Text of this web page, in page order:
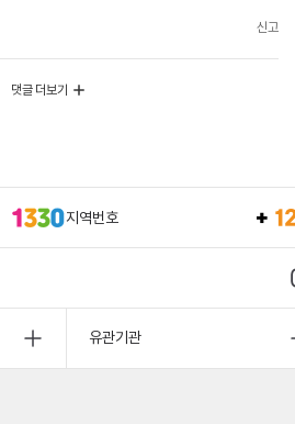
신고
댓글 더보기
지역번호
유관기관